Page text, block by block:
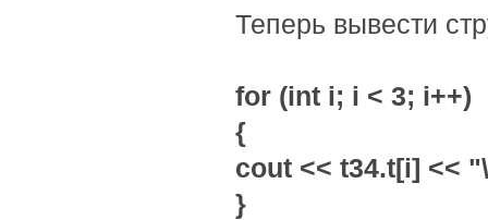
Теперь вывести
for (int i; i < 3; i++)
{
cout << t34.t[i] <<
}